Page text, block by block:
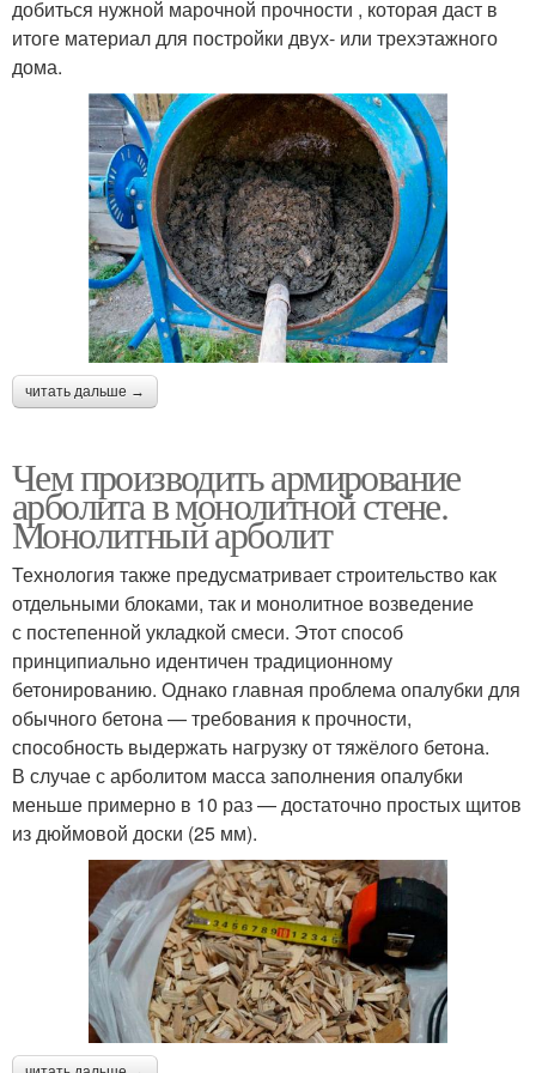
добиться нужной марочной прочности , которая даст в
итоге материал для постройки двух- или трехэтажного
дома.
читать дальше →
Чем производить армирование
арболита в монолитной стене.
Монолитный арболит
Технология также предусматривает строительство как
отдельными блоками, так и монолитное возведение
с постепенной укладкой смеси. Этот способ
принципиально идентичен традиционному
бетонированию. Однако главная проблема опалубки для
обычного бетона — требования к прочности,
способность выдержать нагрузку от тяжёлого бетона.
В случае с арболитом масса заполнения опалубки
меньше примерно в 10 раз — достаточно простых щитов
из дюймовой доски (25 мм).